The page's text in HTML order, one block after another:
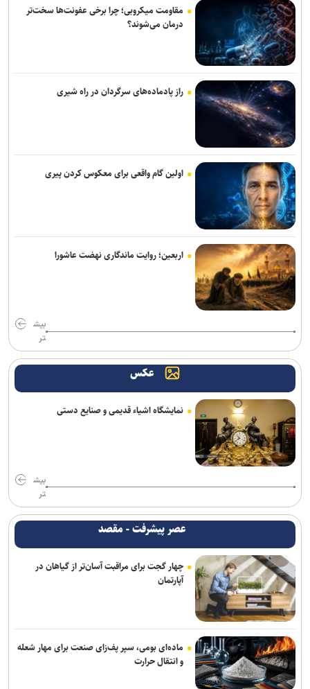
شمار مصدومان حریق کارخانه فندک نصیرآباد به ۱۴ نفر رسید
خون پاک شهدای دانش‌آموز مدرسه شجره طیبه میناب پیوند ملت ایران را
مستحکم‌تر کرد
اتوبوس‌های منتهی به حرم مطهر رضوی در تاریخ ۲۱ و ۲۲ مردادماه رایگان
است
انهدام مهمات عمل‌نکرده در پاکدشت؛ احتمال شنیده‌شدن صدای انفجار
مقاومت میکروبی؛ چرا برخی عفونت‌ها سخت‌تر
درمان می‌شوند؟
راز پادماده‌های سرگردان در راه شیری
اولین گام واقعی برای معکوس کردن پیری
اربعین؛ روایت ماندگاری نهضت عاشورا
بیش
تر
عکس
نمایشگاه اشیاء قدیمی و صنایع دستی
بیش
تر
عصر پیشرفت - مقصد
چهار گجت برای مراقبت آسان‌تر از گیاهان در
آپارتمان
ماده‌ای بومی، سپر پف‌زای صنعت برای مهار شعله
و انتقال حرارت